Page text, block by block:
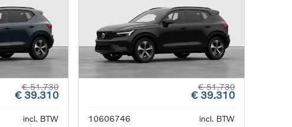
€ 51.730
€ 39.310
incl. BTW
€ 51.730
€ 39.310
10606746
incl. BTW